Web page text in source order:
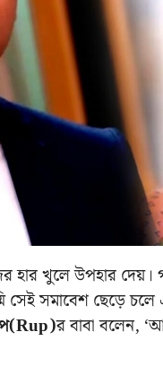
হার খুলে উপহার
সেই সমাবেশ ছেড়ে
র বাবা বলেন,